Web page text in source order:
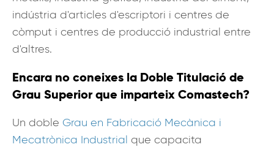
indústria d'articles d'escriptori i centres de
còmput i centres de producció industrial entre
d'altres.
Encara no coneixes la Doble Titulació de
Grau Superior que imparteix Comastech?
Un doble Grau en Fabricació Mecànica i
Mecatrònica Industrial que capacita